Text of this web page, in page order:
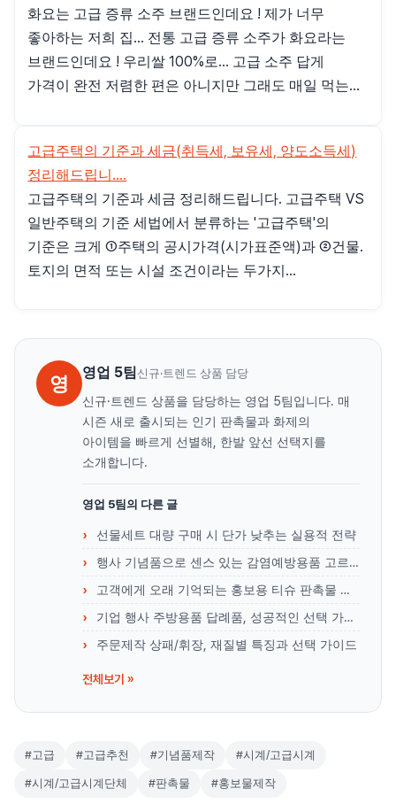
화요는 고급 증류 소주 브랜드인데요 ! 제가 너무
좋아하는 저희 집... 전통 고급 증류 소주가 화요라는
브랜드인데요 ! 우리쌀 100%로... 고급 소주 답게
가격이 완전 저렴한 편은 아니지만 그래도 매일 먹는...
고급주택의 기준과 세금(취득세, 보유세, 양도소득세)
정리해드립니....
고급주택의 기준과 세금 정리해드립니다. 고급주택 VS
일반주택의 기준 세법에서 분류하는 '고급주택'의
기준은 크게 ①주택의 공시가격(시가표준액)과 ②건물.
토지의 면적 또는 시설 조건이라는 두가지...
영 영업 5팀 신규·트렌드 상품 담당
신규·트렌드 상품을 담당하는 영업 5팀입니다. 매
시즌 새로 출시되는 인기 판촉물과 화제의
아이템을 빠르게 선별해, 한발 앞선 선택지를
소개합니다.
영업 5팀의 다른 글
선물세트 대량 구매 시 단가 낮추는 실용적 전략
행사 기념품으로 센스 있는 감염예방용품 고르는 법
고객에게 오래 기억되는 홍보용 티슈 판촉물 선택 기준
기업 행사 주방용품 답례품, 성공적인 선택 가이드
주문제작 상패/휘장, 재질별 특징과 선택 가이드
전체보기 »
#고급 #고급추천 #기념품제작 #시계/고급시계
#시계/고급시계단체 #판촉물 #홍보물제작